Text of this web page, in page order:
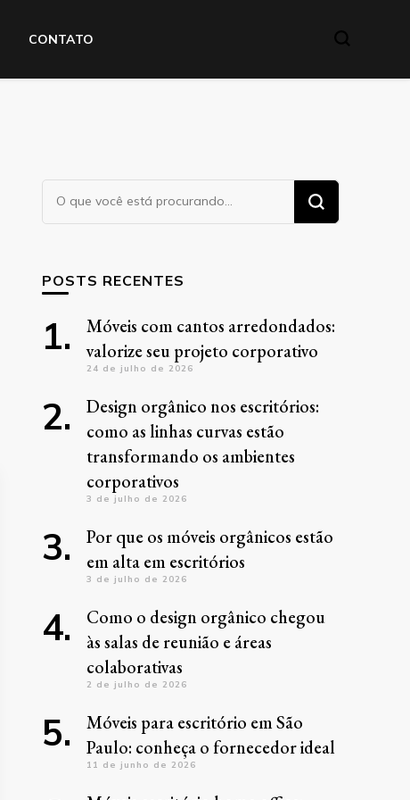
CONTATO
Procurando
algo?
POSTS RECENTES
Móveis com cantos arredondados:
valorize seu projeto corporativo
24 de julho de 2026
Design orgânico nos escritórios:
como as linhas curvas estão
transformando os ambientes
corporativos
3 de julho de 2026
Por que os móveis orgânicos estão
em alta em escritórios
3 de julho de 2026
Como o design orgânico chegou
às salas de reunião e áreas
colaborativas
2 de julho de 2026
Móveis para escritório em São
Paulo: conheça o fornecedor ideal
11 de junho de 2026